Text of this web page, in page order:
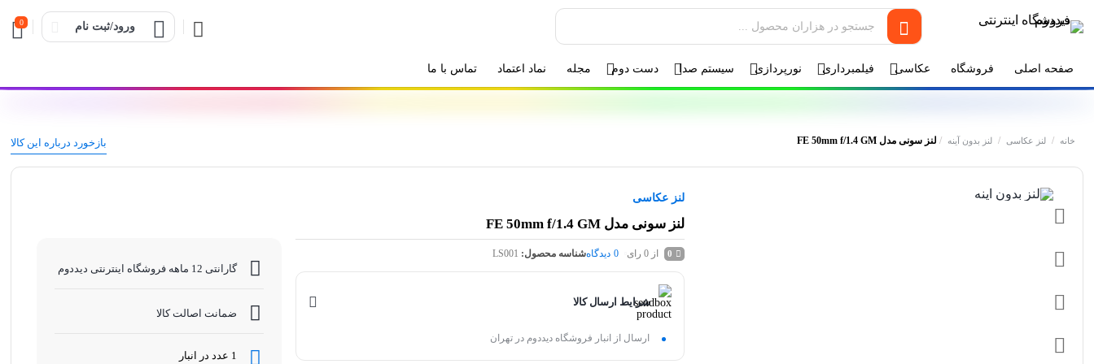
ورود/ثبت نام 0
صفحه اصلی فروشگاه عکاسی فیلمبرداری نورپردازی سیستم صدا دست دوم مجله نماد اعتماد تماس با ما
بازخورد درباره این کالا خانه / لنز عکاسی / لنز بدون آینه / لنز سونی مدل FE 50mm f/1.4 GM
لنز عکاسی
لنز سونی مدل FE 50mm f/1.4 GM
0 از 0 رای 0 دیدگاهشناسه محصول: LS001
شرایط ارسال کالا
ارسال از انبار فروشگاه دیددوم در تهران
گارانتی 12 ماهه فروشگاه اینترنتی دیددوم
ضمانت اصالت کالا
1 عدد در انبار